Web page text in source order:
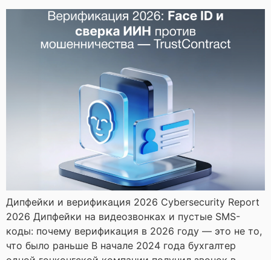
Дипфейки и верификация 2026 Cybersecurity Report
2026 Дипфейки на видеозвонках и пустые SMS-
коды: почему верификация в 2026 году — это не то,
что было раньше В начале 2024 года бухгалтер